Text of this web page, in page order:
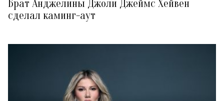
Брат Анджелины Джоли Джеймс Хейвен
сделал каминг-аут